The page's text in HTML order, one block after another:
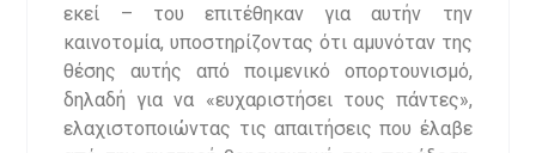
εκεί – του επιτέθηκαν για αυτήν την
καινοτομία, υποστηρίζοντας ότι αμυνόταν της
θέσης αυτής από ποιμενικό οπορτουνισμό,
δηλαδή για να «ευχαριστήσει τους πάντες»,
ελαχιστοποιώντας τις απαιτήσεις που έλαβε